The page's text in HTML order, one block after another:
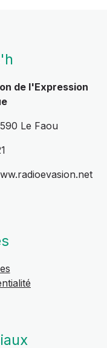
de l'Expression
Le Faou